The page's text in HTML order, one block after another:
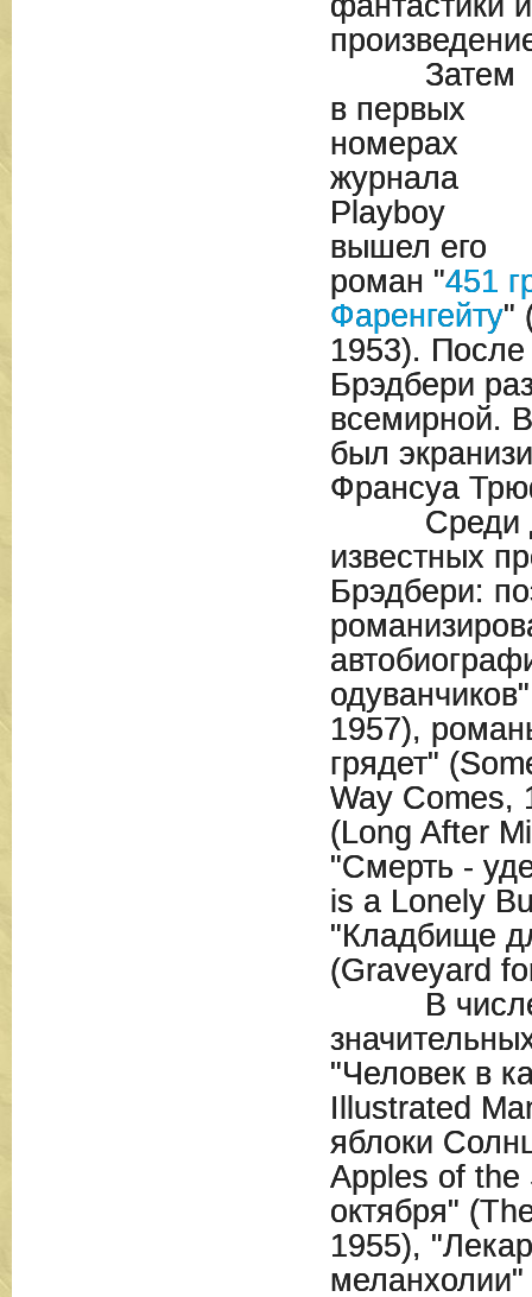
Затем
в первых
номерах
журнала
Playboy
вышел его
роман "451
Фаренгейту"
1953). После
Брэдбери
всемирной.
был
Франсуа
Среди
известных
Брэдбери:
1957),
грядет"
Way Comes,
(Long After
"Смерть -
is a Lonely
"Кладбище
(Graveyard
В числе
"Человек в
Illustrated
яблоки
Apples of the
октября"
1955),